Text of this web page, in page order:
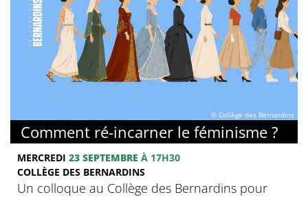
© Collège des Bernardins
Comment ré-incarner le féminisme ?
MERCREDI 23 SEPTEMBRE À 17H30
COLLÈGE DES BERNARDINS
Un colloque au Collège des Bernardins pour